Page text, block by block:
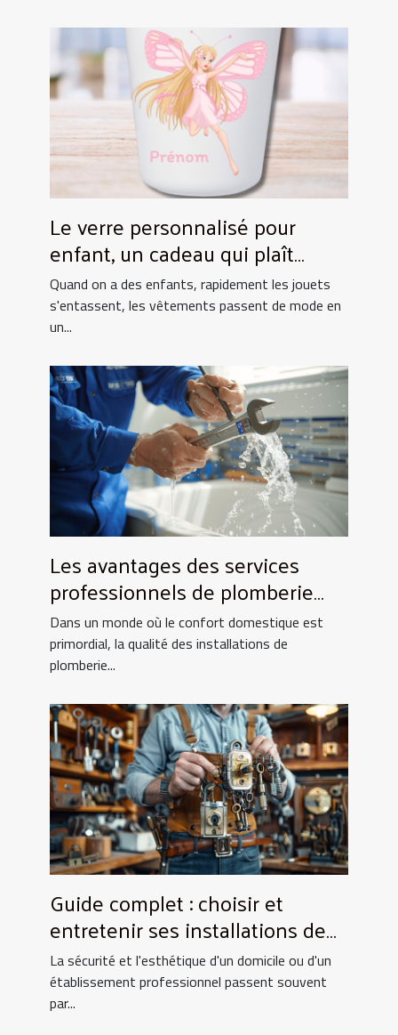
Le verre personnalisé pour
enfant, un cadeau qui plaît
toujours !
Quand on a des enfants, rapidement les jouets
s'entassent, les vêtements passent de mode en
un...
Les avantages des services
professionnels de plomberie
pour votre foyer
Dans un monde où le confort domestique est
primordial, la qualité des installations de
plomberie...
Guide complet : choisir et
entretenir ses installations de
fermeture
La sécurité et l'esthétique d'un domicile ou d'un
établissement professionnel passent souvent
par...